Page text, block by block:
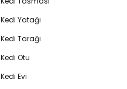
Kedi Yatağı
Kedi Tarağı
Kedi Otu
Kedi Evi